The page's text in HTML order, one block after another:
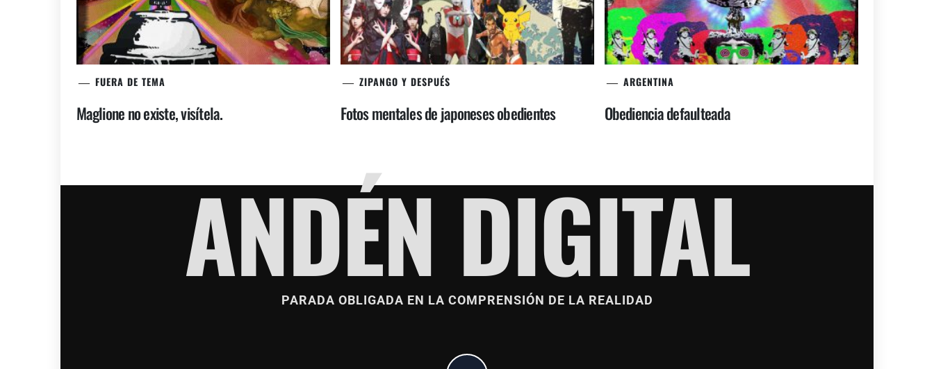
FUERA DE TEMA
Maglione no existe, visítela.
ZIPANGO Y DESPUÉS
Fotos mentales de japoneses obedientes
ARGENTINA
Obediencia defaulteada
ANDÉN DIGITAL
PARADA OBLIGADA EN LA COMPRENSIÓN DE LA REALIDAD